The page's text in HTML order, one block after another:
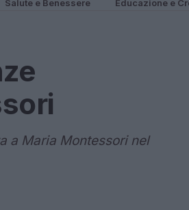
Salute e Benessere Educazione e
a Maria Montessori nel